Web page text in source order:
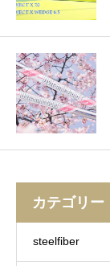
カテゴリー
steelfiber